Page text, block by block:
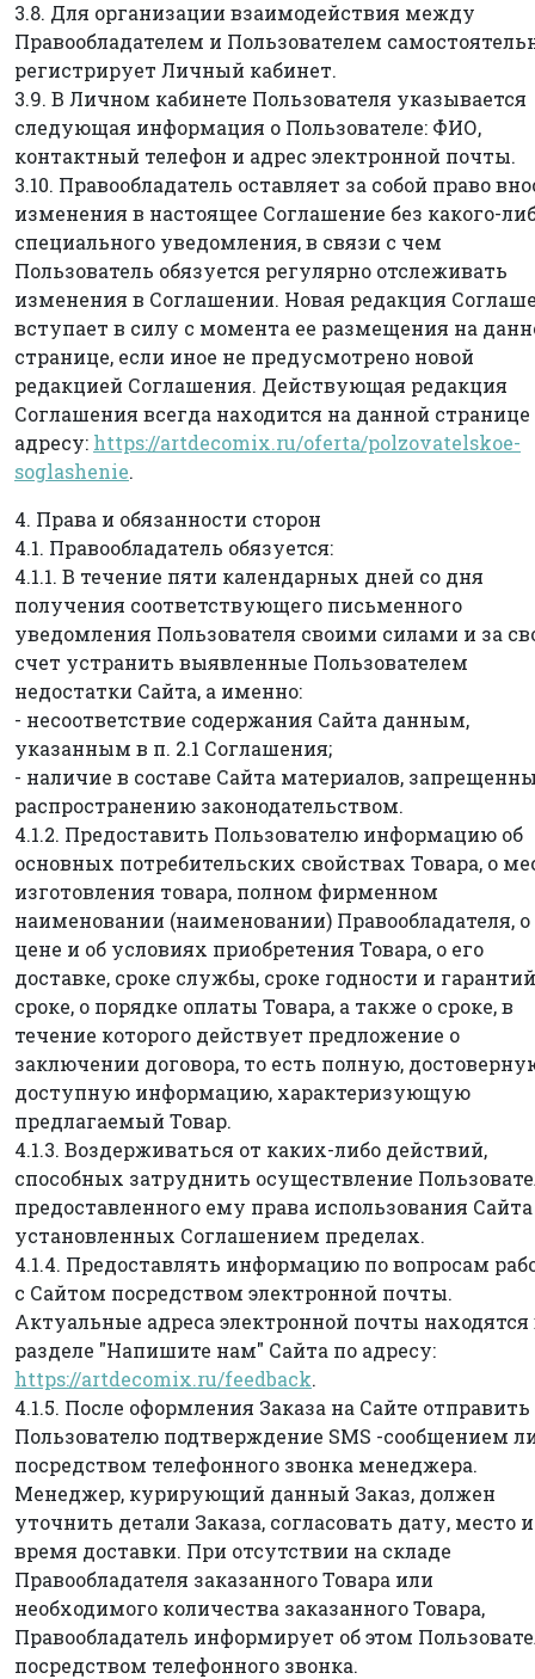
3.8. Для организации взаимодействия между
Правообладателем и Пользователем
регистрирует Личный кабинет.
3.9. В Личном кабинете Пользователя указывается
следующая информация о Пользователе: ФИО,
контактный телефон и адрес электронной почты.
3.10. Правообладатель оставляет за собой право
изменения в настоящее Соглашение без какого-
специального уведомления, в связи с чем
Пользователь обязуется регулярно отслеживать
изменения в Соглашении. Новая редакция
вступает в силу с момента ее размещения на
странице, если иное не предусмотрено новой
редакцией Соглашения. Действующая редакция
Соглашения всегда находится на данной странице
адресу: https://artdecomix.ru/oferta/polzovatelskoe-
soglashenie.
4. Права и обязанности сторон
4.1. Правообладатель обязуется:
4.1.1. В течение пяти календарных дней со дня
получения соответствующего письменного
уведомления Пользователя своими силами и за
счет устранить выявленные Пользователем
недостатки Сайта, а именно:
- несоответствие содержания Сайта данным,
указанным в п. 2.1 Соглашения;
- наличие в составе Сайта материалов,
распространению законодательством.
4.1.2. Предоставить Пользователю информацию об
основных потребительских свойствах Товара, о
изготовления товара, полном фирменном
наименовании (наименовании) Правообладателя, о
цене и об условиях приобретения Товара, о его
доставке, сроке службы, сроке годности и
сроке, о порядке оплаты Товара, а также о сроке, в
течение которого действует предложение о
заключении договора, то есть полную,
доступную информацию, характеризующую
предлагаемый Товар.
4.1.3. Воздерживаться от каких-либо действий,
способных затруднить осуществление
предоставленного ему права использования
установленных Соглашением пределах.
4.1.4. Предоставлять информацию по вопросам
с Сайтом посредством электронной почты.
Актуальные адреса электронной почты находятся
разделе "Напишите нам" Сайта по адресу:
https://artdecomix.ru/feedback.
4.1.5. После оформления Заказа на Сайте отправить
Пользователю подтверждение SMS -сообщением
посредством телефонного звонка менеджера.
Менеджер, курирующий данный Заказ, должен
уточнить детали Заказа, согласовать дату, место и
время доставки. При отсутствии на складе
Правообладателя заказанного Товара или
необходимого количества заказанного Товара,
Правообладатель информирует об этом
посредством телефонного звонка.